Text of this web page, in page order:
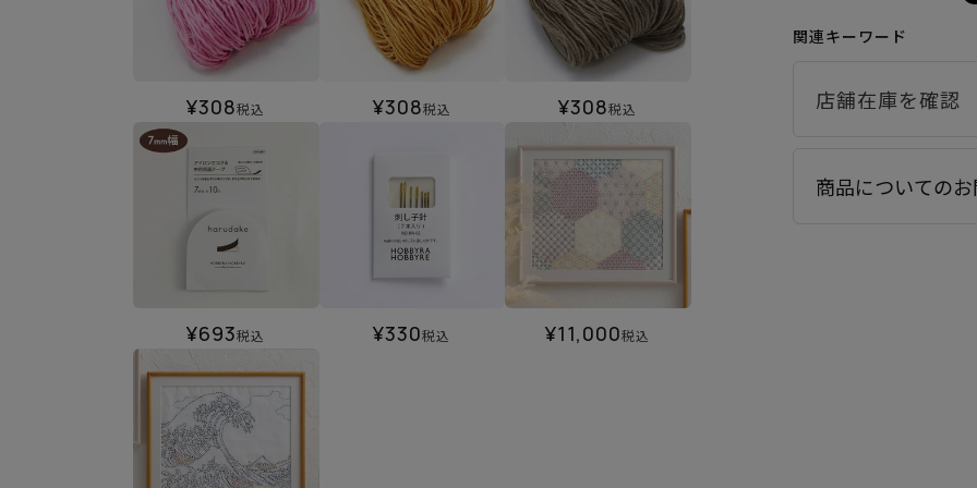
¥308税込 ¥308税込 ¥308税込
¥693税込 ¥330税込 ¥11,000税込
関連キーワード
商品についての